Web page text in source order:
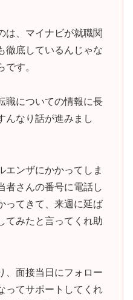
は、マイナビが就職関
徹底しているんじゃな
す。
職についての情報に長
んなり話が進みまし
エンザにかかってしま
者さんの番号に電話し
ってきて、来週に延ば
てみたと言ってくれ助
、面接当日にフォロー
ってサポートしてくれ